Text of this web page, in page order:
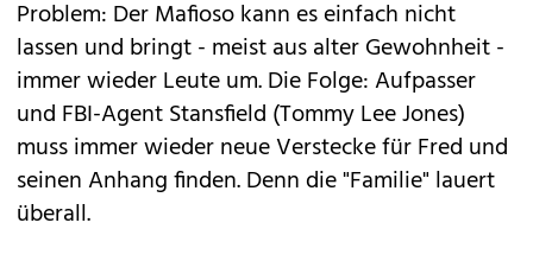
Problem: Der Mafioso kann es einfach nicht
lassen und bringt - meist aus alter Gewohnheit -
immer wieder Leute um. Die Folge: Aufpasser
und FBI-Agent Stansfield (Tommy Lee Jones)
muss immer wieder neue Verstecke für Fred und
seinen Anhang finden. Denn die "Familie" lauert
überall.